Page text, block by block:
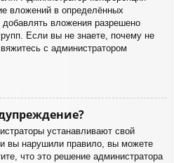
вложений в определённых
вложения разрешено
Если вы не знаете, почему не
с администратором
устанавливают свой
вы нарушили правило, вы можете
что это решение администратора